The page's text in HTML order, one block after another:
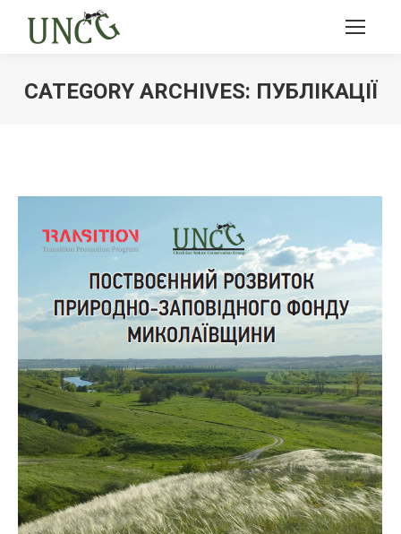
CATEGORY ARCHIVES: ПУБЛІКАЦІЇ